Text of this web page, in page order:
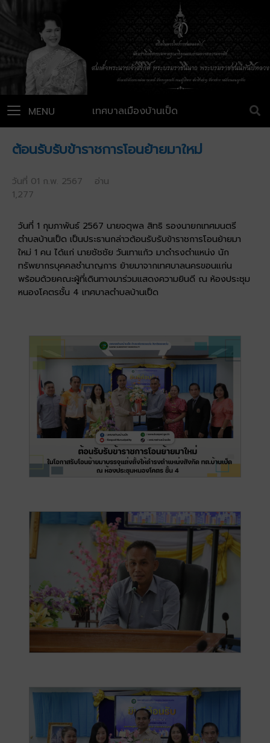
เทศบาลเมืองบ้านเป็ด
MENU
ต้อนรับรับข้าราชการโอนย้ายมาใหม่
วันที่ 01 ก.พ. 2567 อ่าน
1,277
วันที่ 1 กุมภาพันธ์ 2567 นายจตุพล สิทธิ รองนายกเทศมนตรี
ตำบลบ้านเป็ด เป็นประธานกล่าวต้อนรับรับข้าราชการโอนย้ายมา
ใหม่ 1 คน ได้แก่ นายชัชชัย วันเทาแก้ว มาดำรงตำแหน่ง นัก
ทรัพยากรบุคคลชำนาญการ ย้ายมาจากเทศบาลนครขอนแก่น
พร้อมด้วยคณะผู้ที่เดินทางมาร่วมแสดงความยินดี ณ ห้องประชุม
หนองโคตรชั้น 4 เทศบาลตำบลบ้านเป็ด